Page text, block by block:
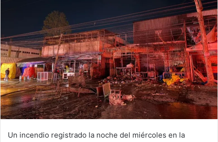
Un incendio registrado la noche del miércoles en la